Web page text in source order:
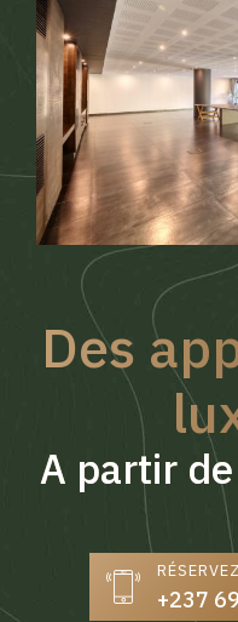
Des
A partir
+237